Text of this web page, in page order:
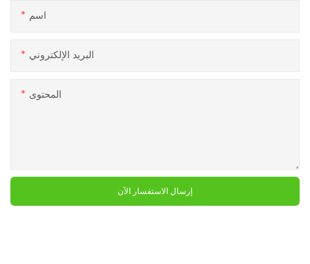
اسم
البريد الإلكتروني
المحتوى
إرسال الاستفسار الآن